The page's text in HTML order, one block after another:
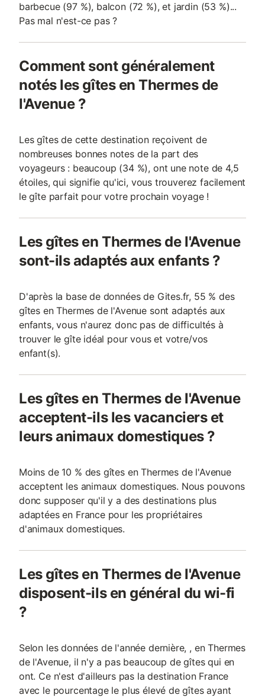
barbecue (97 %), balcon (72 %), et jardin (53 %)...
Pas mal n'est-ce pas ?
Comment sont généralement
notés les gîtes en Thermes de
l'Avenue ?
Les gîtes de cette destination reçoivent de
nombreuses bonnes notes de la part des
voyageurs : beaucoup (34 %), ont une note de 4,5
étoiles, qui signifie qu'ici, vous trouverez facilement
le gîte parfait pour votre prochain voyage !
Les gîtes en Thermes de l'Avenue
sont-ils adaptés aux enfants ?
D'après la base de données de Gites.fr, 55 % des
gîtes en Thermes de l'Avenue sont adaptés aux
enfants, vous n'aurez donc pas de difficultés à
trouver le gîte idéal pour vous et votre/vos
enfant(s).
Les gîtes en Thermes de l'Avenue
acceptent-ils les vacanciers et
leurs animaux domestiques ?
Moins de 10 % des gîtes en Thermes de l'Avenue
acceptent les animaux domestiques. Nous pouvons
donc supposer qu'il y a des destinations plus
adaptées en France pour les propriétaires
d'animaux domestiques.
Les gîtes en Thermes de l'Avenue
disposent-ils en général du wi-fi
?
Selon les données de l'année dernière, , en Thermes
de l'Avenue, il n'y a pas beaucoup de gîtes qui en
ont. Ce n'est d'ailleurs pas la destination France
avec le pourcentage le plus élevé de gîtes ayant